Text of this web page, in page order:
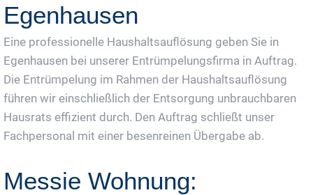
Egenhausen
Eine professionelle Haushaltsauflösung geben Sie in
Egenhausen bei unserer Entrümpelungsfirma in Auftrag.
Die Entrümpelung im Rahmen der Haushaltsauflösung
führen wir einschließlich der Entsorgung unbrauchbaren
Hausrats effizient durch. Den Auftrag schließt unser
Fachpersonal mit einer besenreinen Übergabe ab.
Messie Wohnung: